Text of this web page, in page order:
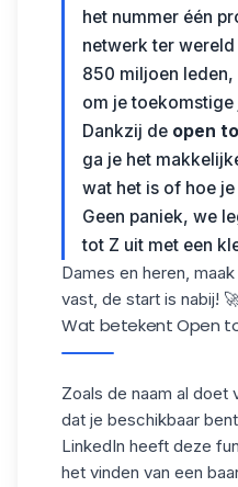
het nummer één
netwerk ter
850 miljoen
om je toekomstige
Dankzij de open
ga je het
wat het is of hoe
Geen paniek, we
tot Z uit met een
Dames en heren,
vast, de start is nabij!
Wat betekent Open to
Zoals de naam al
dat je beschikbaar
LinkedIn heeft deze
het vinden van een